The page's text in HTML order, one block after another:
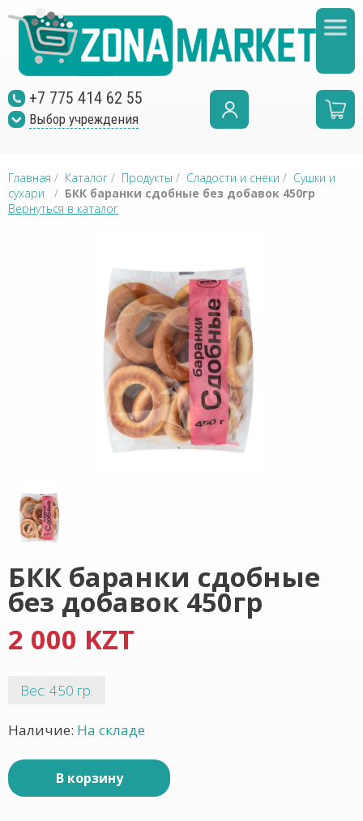
+7 775 414 62 55
Выбор учреждения
Главная / Каталог / Продукты / Сладости и снеки / Сушки и
сухари / БКК баранки сдобные без добавок 450гр
Вернуться в каталог
БКК баранки сдобные
без добавок 450гр
2 000 KZT
Вес: 450 гр.
Наличие: На складе
В корзину